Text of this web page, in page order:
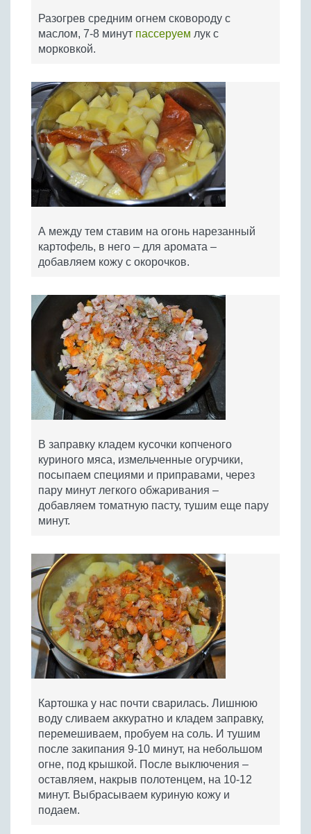
Разогрев средним огнем сковороду с
маслом, 7-8 минут пассеруем лук с
морковкой.
А между тем ставим на огонь нарезанный
картофель, в него – для аромата –
добавляем кожу с окорочков.
В заправку кладем кусочки копченого
куриного мяса, измельченные огурчики,
посыпаем специями и приправами, через
пару минут легкого обжаривания –
добавляем томатную пасту, тушим еще пару
минут.
Картошка у нас почти сварилась. Лишнюю
воду сливаем аккуратно и кладем заправку,
перемешиваем, пробуем на соль. И тушим
после закипания 9-10 минут, на небольшом
огне, под крышкой. После выключения –
оставляем, накрыв полотенцем, на 10-12
минут. Выбрасываем куриную кожу и
подаем.